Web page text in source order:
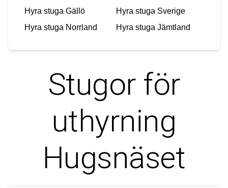
Hyra stuga Gällö Hyra stuga Sverige
Hyra stuga Norrland Hyra stuga Jämtland
Stugor för
uthyrning
Hugsnäset